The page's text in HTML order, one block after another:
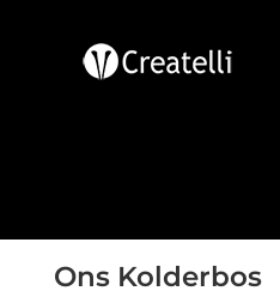
Ons Kolderbos